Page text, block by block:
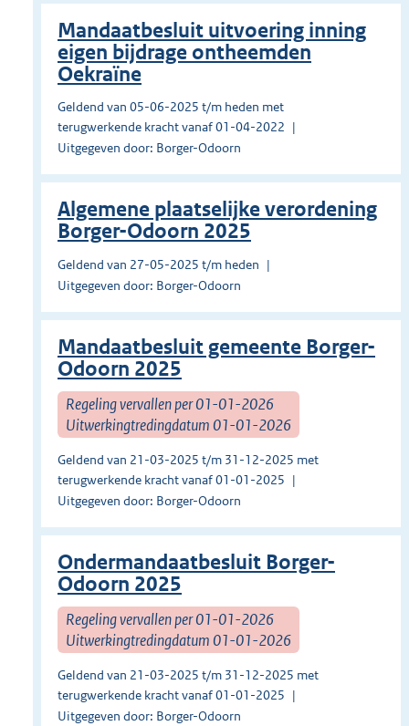
Mandaatbesluit uitvoering inning
eigen bijdrage ontheemden
Oekraïne
Geldend van 05-06-2025 t/m heden met
terugwerkende kracht vanaf 01-04-2022
Uitgegeven door: Borger-Odoorn
Algemene plaatselijke verordening
Borger-Odoorn 2025
Geldend van 27-05-2025 t/m heden
Uitgegeven door: Borger-Odoorn
Mandaatbesluit gemeente Borger-
Odoorn 2025
Regeling vervallen per 01-01-2026
Uitwerkingtredingdatum 01-01-2026
Geldend van 21-03-2025 t/m 31-12-2025 met
terugwerkende kracht vanaf 01-01-2025
Uitgegeven door: Borger-Odoorn
Ondermandaatbesluit Borger-
Odoorn 2025
Regeling vervallen per 01-01-2026
Uitwerkingtredingdatum 01-01-2026
Geldend van 21-03-2025 t/m 31-12-2025 met
terugwerkende kracht vanaf 01-01-2025
Uitgegeven door: Borger-Odoorn